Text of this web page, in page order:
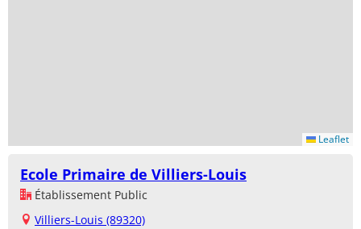
Leaflet
Ecole Primaire de Villiers-Louis
Établissement Public
Villiers-Louis (89320)